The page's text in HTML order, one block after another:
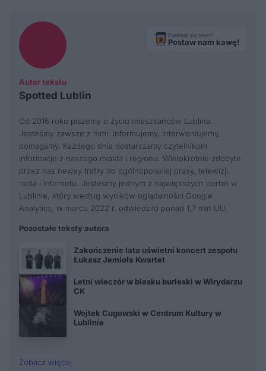
Autor tekstu
Spotted Lublin
Podobał się tekst?
Postaw nam kawę!
Od 2016 roku piszemy o życiu mieszkańców Lublina.
Jesteśmy zawsze z nimi: informujemy, interweniujemy,
pomagamy. Każdego dnia dostarczamy czytelnikom
informacje z naszego miasta i regionu. Wielokrotnie zdobyte
przez nas newsy trafiły do ogólnopolskiej prasy, telewizji,
radia i Internetu. Jesteśmy jednym z największych portali w
Lublinie, który według wyników oglądalności Google
Analytics, w marcu 2022 r. odwiedziło ponad 1,7 mln UU.
Pozostałe teksty autora
Zakończenie lata uświetni koncert zespołu
Łukasz Jemioła Kwartet
Letni wieczór w blasku burleski w Wirydarzu
CK
Wojtek Cugowski w Centrum Kultury w
Lublinie
Zobacz więcej